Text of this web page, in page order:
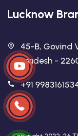
Lucknow
45-B, Govind
Pradesh -
+91